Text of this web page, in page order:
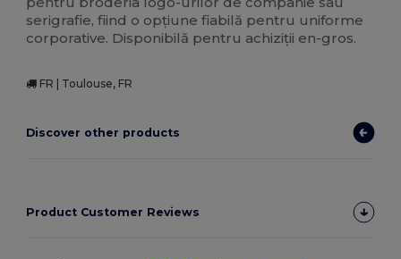
serigrafie, fiind o opțiune fiabilă pentru uniforme
corporative. Disponibilă pentru achiziții en-gros.
FR | Toulouse, FR
Discover other products
Product Customer Reviews